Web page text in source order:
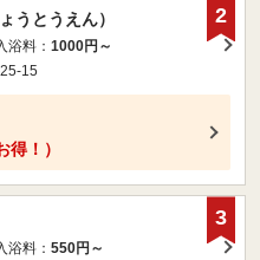
うとうえん）
浴料： 1000円～
15
！）
2
浴料： 550円～
3